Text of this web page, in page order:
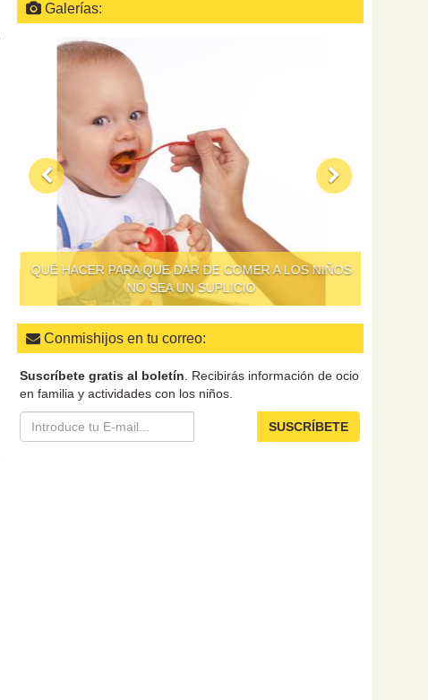
Galerías:
QUÉ HACER PARA QUE DAR DE COMER A LOS NIÑOS
NO SEA UN SUPLICIO
Conmishijos en tu correo:
Suscríbete gratis al boletín . Recibirás información de ocio
en familia y actividades con los niños.
SUSCRÍBETE